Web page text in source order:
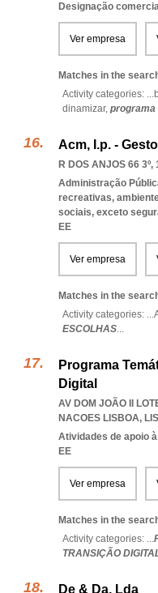
Designação
Ver empresa
Matches in the
Activity categories: ...
dinamizar,
Acm, I.p. -
R DOS ANJOS 66 3º,
Administração
recreativas,
sociais, exceto
EE
Ver empresa
Matches in the
Activity categories: ...
ESCOLHAS...
Programa
Digital
AV DOM JOÃO II
NACOES LISBOA,
Atividades de apoio
EE
Ver empresa
Matches in the
Activity categories: ...
TRANSIÇÃO
De & Da, Lda